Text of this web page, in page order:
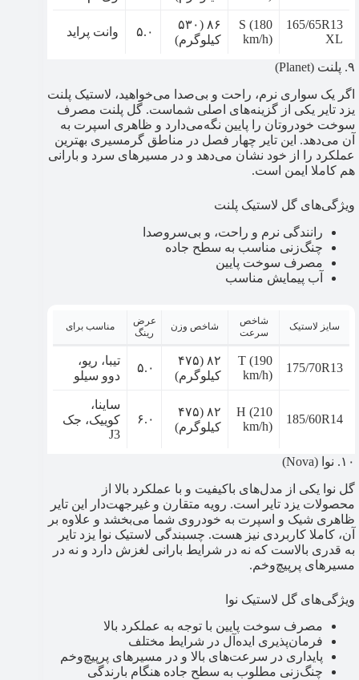
165/65R13
XL
S (180
km/h)
۸۶ (۵۳۰
کیلوگرم)
۵.۰ وانت پراید
۹. پلنت (Planet)
اگر یک سواری نرم، راحت و بی‌صدا می‌خواهید، لاستیک پلنت
یزد تایر یکی از گزینه‌های اصلی شماست. گل پلنت مصرف
سوخت خودروتان را پایین نگه‌می‌دارد و ظاهری اسپرت به
آن می‌دهد. این تایر چهار فصل در مناطق گرمسیری بهترین
عملکرد را از خود نشان می‌دهد و در مسیرهای سرد و بارانی
هم کاملا ایمن است.
ویژگی‌های گل لاستیک پلنت
رانندگی نرم و راحت، و بی‌سروصدا
چنگ‌زنی مناسب به سطح جاده
مصرف سوخت پایین
آب پیمایش مناسب
سایز لاستیک
شاخص
سرعت
شاخص وزن
عرض
رینگ
مناسب برای
175/70R13
T (190
km/h)
۸۲ (۴۷۵
کیلوگرم)
۵.۰
تیبا، ریو،
دوو سیلو
185/60R14
H (210
km/h)
۸۲ (۴۷۵
کیلوگرم)
۶.۰
ساینا،
کوییک، جک
J3
۱۰. نوا (Nova)
گل نوا یکی از مدل‌های باکیفیت و با عملکرد بالا از
محصولات یزد تایر است. رویه متقارن و غیرجهت‌دار این تایر
ظاهری شیک و اسپرت به خودروی شما می‌بخشد و علاوه بر
آن، کاملا کاربردی نیز هست. چسبندگی لاستیک نوا یزد تایر
به قدری بالاست که نه در شرایط بارانی لغزش دارد و نه در
مسیرهای پرپیچ‌وخم.
ویژگی‌های گل لاستیک نوا
مصرف سوخت پایین با توجه به عملکرد بالا
فرمان‌پذیری ایده‌آل در شرایط مختلف
پایداری در سرعت‌های بالا و در مسیرهای پرپیچ‌وخم
چنگ‌زنی مطلوب به سطح جاده هنگام بارندگی